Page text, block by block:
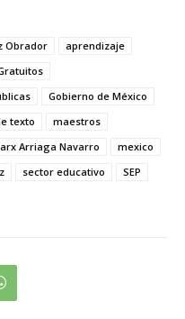
Obrador
aprendizaje
Gobierno de México
texto
maestros
Arriaga Navarro
mexico
sector educativo
SEP